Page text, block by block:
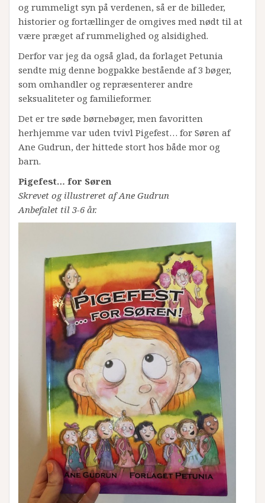
og rummeligt syn på verdenen, så er de billeder,
historier og fortællinger de omgives med nødt til at
være præget af rummelighed og alsidighed.
Derfor var jeg da også glad, da forlaget Petunia
sendte mig denne bogpakke bestående af 3 bøger,
som omhandler og repræsenterer andre
seksualiteter og familieformer.
Det er tre søde børnebøger, men favoritten
herhjemme var uden tvivl Pigefest… for Søren af
Ane Gudrun, der hittede stort hos både mor og
barn.
Pigefest… for Søren
Skrevet og illustreret af Ane Gudrun
Anbefalet til 3-6 år.